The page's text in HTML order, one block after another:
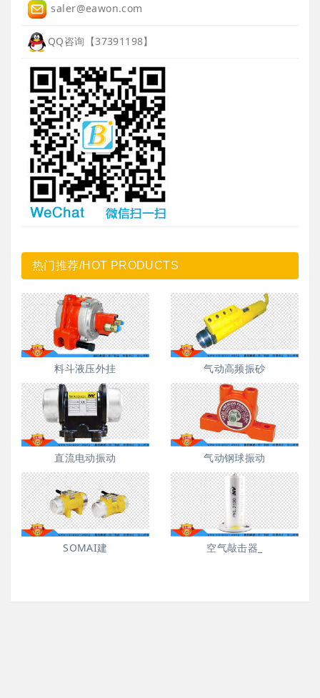
saler@eawon.com
QQ咨询【37391198】
热门推荐/HOT PRODUCTS
料斗液压外挂 气动高频振砂
直流电动振动 气动钢球振动
SOMAI建 空气敲击器_